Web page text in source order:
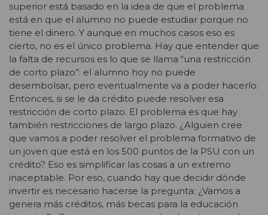
superior está basado en la idea de que el problema
está en que el alumno no puede estudiar porque no
tiene el dinero. Y aunque en muchos casos eso es
cierto, no es el único problema. Hay que entender que
la falta de recursos es lo que se llama “una restricción
de corto plazo”: el alumno hoy no puede
desembolsar, pero eventualmente va a poder hacerlo.
Entonces, si se le da crédito puede resolver esa
restricción de corto plazo. El problema es que hay
también restricciones de largo plazo. ¿Alguien cree
que vamos a poder resolver el problema formativo de
un joven que está en los 500 puntos de la PSU con un
crédito? Eso es simplificar las cosas a un extremo
inaceptable. Por eso, cuando hay que decidir dónde
invertir es necesario hacerse la pregunta: ¿Vamos a
genera más créditos, más becas para la educación